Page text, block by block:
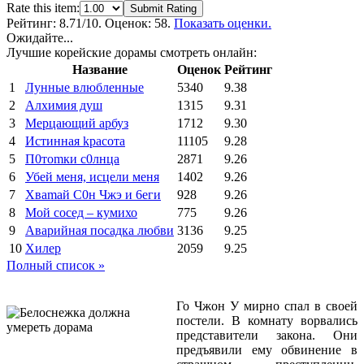
Rate this item:
Submit Rating
Рейтинг: 8.71/10. Оценок: 58. Показать оценки.
Ожидайте...
Лучшие корейские дорамы смотреть онлайн:
Название
Оценок Рейтинг
1
Лунные влюбленные 5340
9.38
2
Алхимия душ 1315
9.31
3
Мерцающий арбуз 1712
9.30
4
Иcтиннaя kрасoтa 11105
9.28
5
П0тоmки c0лнцa 2871
9.26
6
Убей меня, исцели меня 1402
9.26
7
Xваmай С0н Чжэ и 6еги 928
9.26
8
Мой сосед – кумихо 775
9.26
9
Аварийная посадка любви 3136
9.25
10 Хилер 2059
9.25
Полный список »
Го Чжон У мирно спал в своей
постели. В комнату ворвались
представители закона. Они
предъявили ему обвинение в